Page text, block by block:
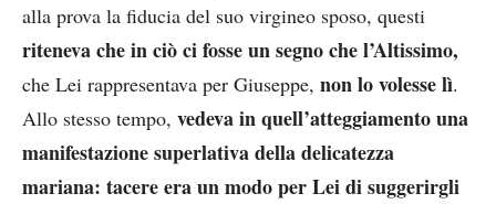
alla prova la fiducia del suo virgineo sposo, questi
riteneva che in ciò ci fosse un segno che l’Altissimo,
che Lei rappresentava per Giuseppe, non lo volesse lì.
Allo stesso tempo, vedeva in quell’atteggiamento una
manifestazione superlativa della delicatezza
mariana: tacere era un modo per Lei di suggerirgli